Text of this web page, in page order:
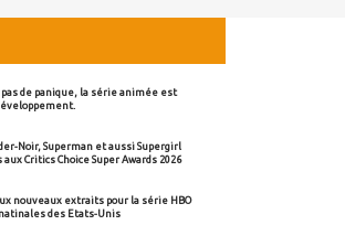
de panique, la série animée est
Noir, Superman et aussi Supergirl
Critics Choice Super Awards 2026
nouveaux extraits pour la série HBO
des Etats-Unis